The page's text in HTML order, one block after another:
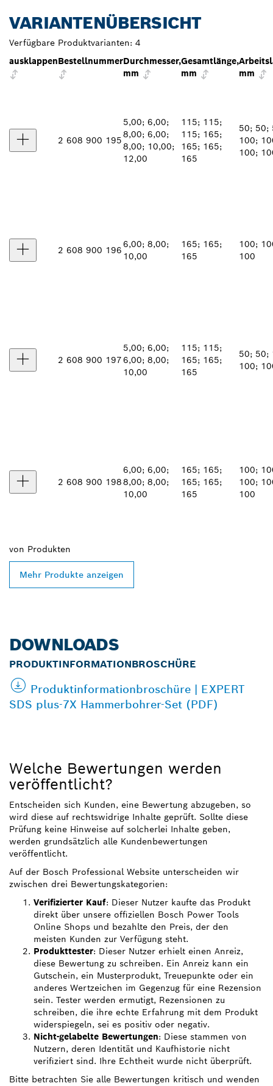
VARIANTENÜBERSICHT
Verfügbare Produktvarianten: 4
ausklappenBestellnummerDurchmesser,
mm
Gesamtlänge,
mm
mm
2 608 900 195
5,00; 6,00;
8,00; 6,00;
8,00; 10,00;
12,00
115; 115;
115; 165;
165; 165;
165
50; 50;
100;
100;
2 608 900 196
6,00; 8,00;
10,00
165; 165;
165
100;
100
2 608 900 197
5,00; 6,00;
6,00; 8,00;
10,00
115; 115;
165; 165;
165
50; 50;
100;
2 608 900 198
6,00; 6,00;
8,00; 8,00;
10,00
165; 165;
165; 165;
165
100;
100;
100
von Produkten
Mehr Produkte anzeigen
DOWNLOADS
PRODUKTINFORMATIONBROSCHÜRE
Produktinformationbroschüre | EXPERT
SDS plus-7X Hammerbohrer-Set (PDF)
Welche Bewertungen werden
veröffentlicht?
Entscheiden sich Kunden, eine Bewertung abzugeben, so
wird diese auf rechtswidrige Inhalte geprüft. Sollte diese
Prüfung keine Hinweise auf solcherlei Inhalte geben,
werden grundsätzlich alle Kundenbewertungen
veröffentlicht.
Auf der Bosch Professional Website unterscheiden wir
zwischen drei Bewertungskategorien:
Verifizierter Kauf: Dieser Nutzer kaufte das Produkt
direkt über unsere offiziellen Bosch Power Tools
Online Shops und bezahlte den Preis, der den
meisten Kunden zur Verfügung steht.
Produkttester: Dieser Nutzer erhielt einen Anreiz,
diese Bewertung zu schreiben. Ein Anreiz kann ein
Gutschein, ein Musterprodukt, Treuepunkte oder ein
anderes Wertzeichen im Gegenzug für eine Rezension
sein. Tester werden ermutigt, Rezensionen zu
schreiben, die ihre echte Erfahrung mit dem Produkt
widerspiegeln, sei es positiv oder negativ.
Nicht-gelabelte Bewertungen: Diese stammen von
Nutzern, deren Identität und Kaufhistorie nicht
verifiziert sind. Ihre Echtheit wurde nicht überprüft.
Bitte betrachten Sie alle Bewertungen kritisch und wenden